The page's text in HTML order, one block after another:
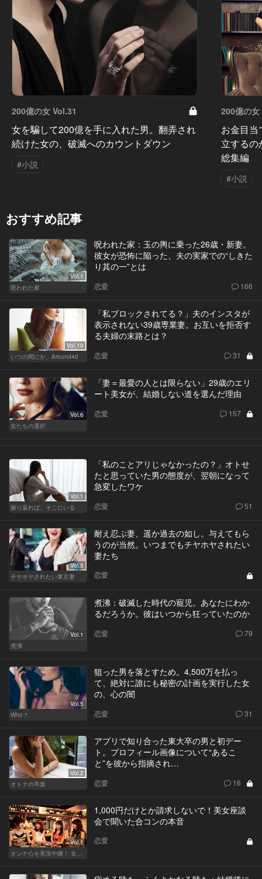
200億の女 Vol.31
女を騙して200億を手に入れた男。翻弄され
続けた女の、破滅へのカウントダウン
#小説
200億の
お金目
立する
総集編
#小説
おすすめ記事
Vol.1
呪われた家
呪われた家：玉の輿に乗った26歳・新妻。
彼女が恐怖に陥った、夫の実家での“しきた
り其の一”とは
恋愛 166
Vol.10
いつの間にか、Around40
「私ブロックされてる？」夫のインスタが
表示されない39歳専業妻。お互いを拒否す
る夫婦の末路とは？
恋愛 31
Vol.6
女たちの選択
「妻＝最愛の人とは限らない」29歳のエリ
ート美女が、結婚しない道を選んだ理由
恋愛 157
Vol.1
振り返れば、そこにいる
「私のことアリじゃなかったの？」オトせ
たと思っていた男の態度が、翌朝になって
急変したワケ
恋愛 51
Vol.5
チヤホヤされたい東京妻
耐え忍ぶ妻、遥か過去の如し。与えてもら
うのが当然。いつまでもチヤホヤされたい
妻たち
恋愛
Vol.1
煮沸
煮沸：破滅した時代の寵児。あなたにわか
るだろうか。彼はいつから狂っていたのか
恋愛 79
Vol.5
Who？
狙った男を落とすため。4,500万を払っ
て、絶対に誰にも秘密の計画を実行した女
の、心の闇
恋愛 31
Vol.2
オトナの卒業
アプリで知り合った東大卒の男と初デー
ト。プロフィール画像について“あるこ
と”を彼から指摘され…
恋愛 16
Vol.1
オンナ心を実況中継！ 女性が嬉しい合コンの法則 & 使える合コン酒場
1,000円だけとか請求しないで！美女座談
会で聞いた合コンの本音
恋愛